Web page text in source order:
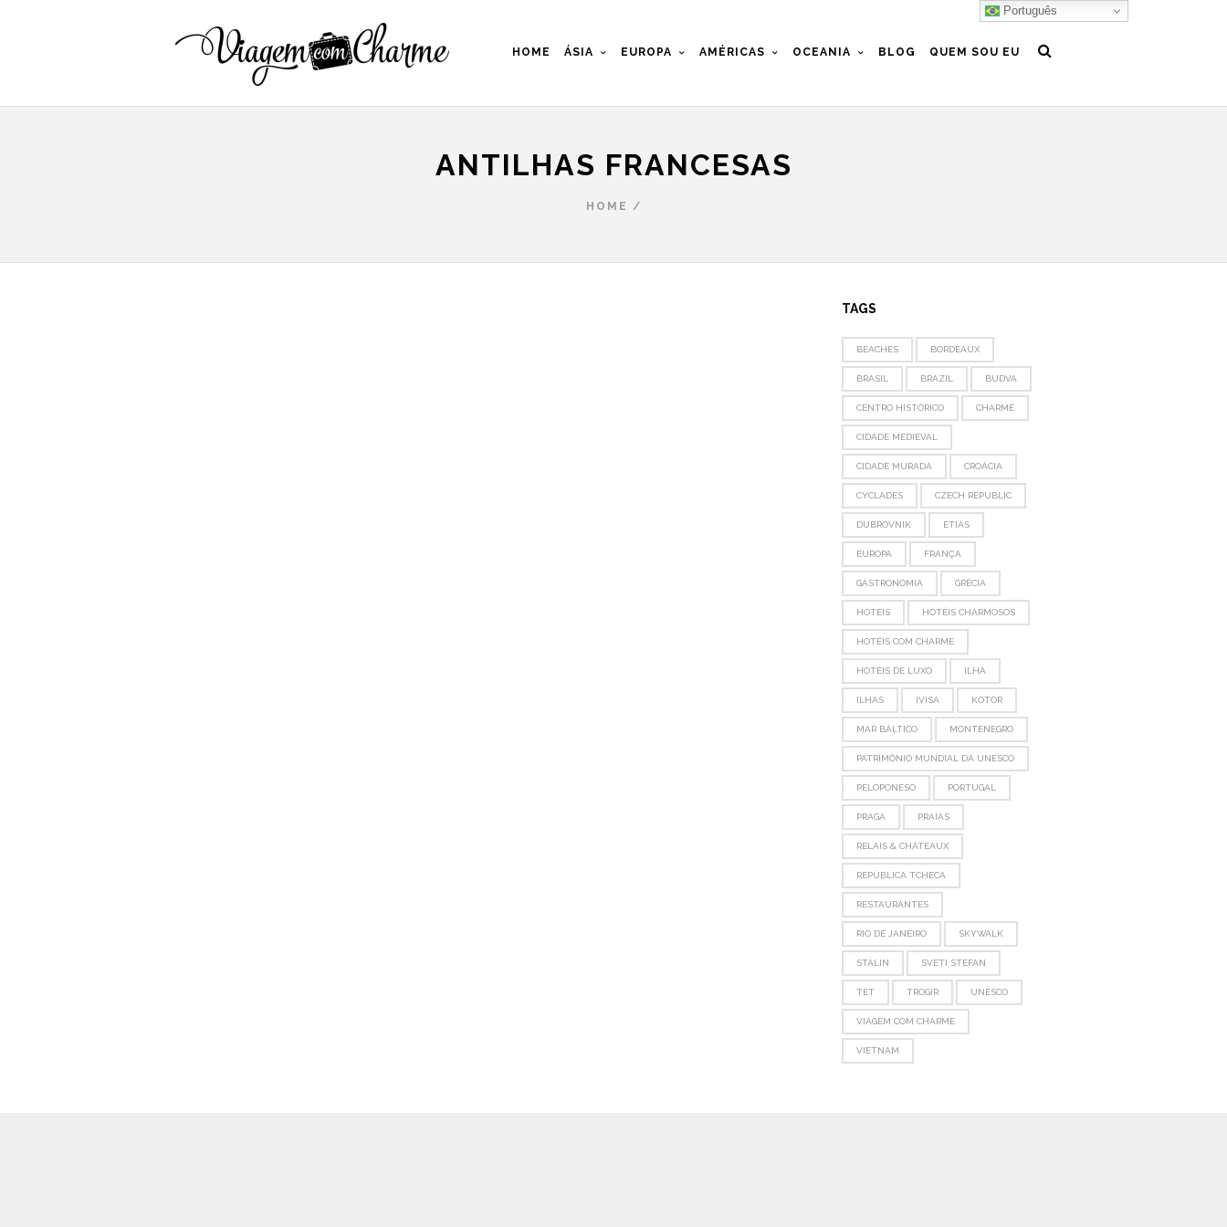
HOME ÁSIA EUROPA AMÉRICAS OCEANIA BLOG QUEM SOU EU
ANTILHAS FRANCESAS
HOME /
TAGS
BEACHES BORDEAUX
BRASIL BRAZIL BUDVA
CENTRO HISTÓRICO CHARME
CIDADE MEDIEVAL
CIDADE MURADA CROÁCIA
CYCLADES CZECH REPUBLIC
DUBROVNIK ETIAS
EUROPA FRANÇA
GASTRONOMIA GRÉCIA
HOTÉIS HOTÉIS CHARMOSOS
HOTÉIS COM CHARME
HOTÉIS DE LUXO ILHA
ILHAS IVISA KOTOR
MAR BÁLTICO MONTENEGRO
PATRIMÔNIO MUNDIAL DA UNESCO
PELOPONESO PORTUGAL
PRAGA PRAIAS
RELAIS & CHÂTEAUX
REPÚBLICA TCHECA
RESTAURANTES
RIO DE JANEIRO SKYWALK
STÁLIN SVETI STEFAN
TET TROGIR UNESCO
VIAGEM COM CHARME
VIETNAM
Português